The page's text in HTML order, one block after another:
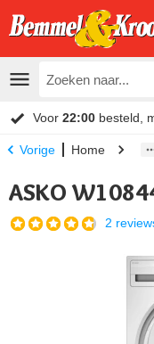
Voor 22:00 besteld,
Vorige Home
ASKO
2